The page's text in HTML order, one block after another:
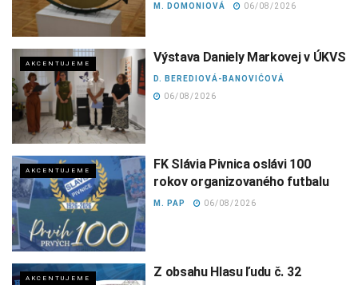
M. DOMONIOVÁ 06/08/2026
AKCENTUJEME Výstava Daniely Markovej v ÚKVS
D. BEREDIOVÁ-BANOVIĆOVÁ
06/08/2026
AKCENTUJEME
FK Slávia Pivnica oslávi 100
rokov organizovaného futbalu
M. PAP 06/08/2026
AKCENTUJEME Z obsahu Hlasu ľudu č. 32